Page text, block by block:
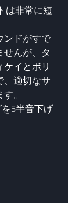
は非常に短
ンドがすで
せんが、タ
ケイとボリ
、適切なサ
。
を5半音下げ